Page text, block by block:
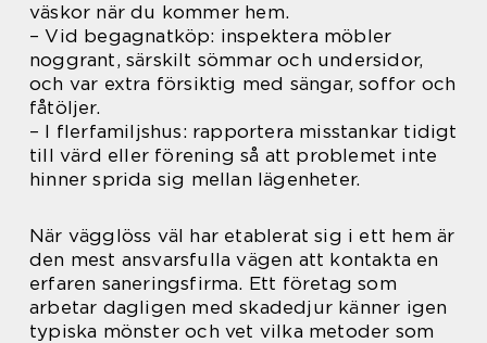
väskor när du kommer hem.
– Vid begagnatköp: inspektera möbler
noggrant, särskilt sömmar och undersidor,
och var extra försiktig med sängar, soffor och
fåtöljer.
– I flerfamiljshus: rapportera misstankar tidigt
till värd eller förening så att problemet inte
hinner sprida sig mellan lägenheter.
När vägglöss väl har etablerat sig i ett hem är
den mest ansvarsfulla vägen att kontakta en
erfaren saneringsfirma. Ett företag som
arbetar dagligen med skadedjur känner igen
typiska mönster och vet vilka metoder som